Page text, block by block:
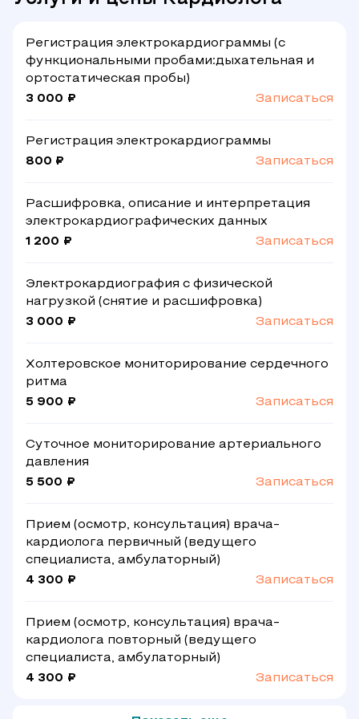
Регистрация электрокардиограммы (с
функциональными пробами:дыхательная и
ортостатическая пробы)
3 000 ₽
Записаться
Регистрация электрокардиограммы
800 ₽
Записаться
Расшифровка, описание и интерпретация
электрокардиографических данных
1 200 ₽
Записаться
Электрокардиография с физической
нагрузкой (снятие и расшифровка)
3 000 ₽
Записаться
Холтеровское мониторирование сердечного
ритма
5 900 ₽
Записаться
Суточное мониторирование артериального
давления
5 500 ₽
Записаться
Прием (осмотр, консультация) врача-
кардиолога первичный (ведущего
специалиста, амбулаторный)
4 300 ₽
Записаться
Прием (осмотр, консультация) врача-
кардиолога повторный (ведущего
специалиста, амбулаторный)
4 300 ₽
Записаться